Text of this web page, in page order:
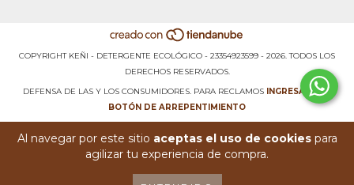
Al navegar por este sitio aceptas el uso de cookiespara
agilizar tu experiencia de compra.
COPYRIGHT KEÑI - DETERGENTE ECOLÓGICO - 23354923599 - 2026. TODOS LOS
DERECHOS RESERVADOS.
DEFENSA DE LAS Y LOS CONSUMIDORES. PARA RECLAMOS INGRESA AQUÍ.
BOTÓN DE ARREPENTIMIENTO